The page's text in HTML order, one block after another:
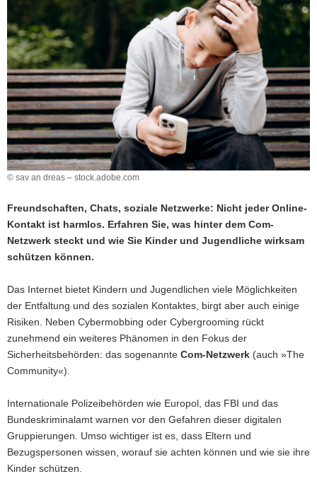
v
i
g
a
t
i
o
n
© sav an dreas – stock.adobe.com
Freundschaften, Chats, soziale Netzwerke: Nicht jeder Online-
Kontakt ist harmlos. Erfahren Sie, was hinter dem Com-
Netzwerk steckt und wie Sie Kinder und Jugendliche wirksam
schützen können.
Das Internet bietet Kindern und Jugendlichen viele Möglichkeiten
der Entfaltung und des sozialen Kontaktes, birgt aber auch einige
Risiken. Neben Cybermobbing oder Cybergrooming rückt
zunehmend ein weiteres Phänomen in den Fokus der
Sicherheitsbehörden: das sogenannte Com-Netzwerk (auch »The
Community«).
Internationale Polizeibehörden wie Europol, das FBI und das
Bundeskriminalamt warnen vor den Gefahren dieser digitalen
Gruppierungen. Umso wichtiger ist es, dass Eltern und
Bezugspersonen wissen, worauf sie achten können und wie sie ihre
Kinder schützen.